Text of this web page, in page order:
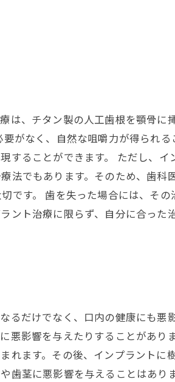
、チタン製の人工歯根を顎骨に挿
がなく、自然な咀嚼力が得られる
することができます。 ただし、イ
法でもあります。そのため、歯科
です。 歯を失った場合には、その
ント治療に限らず、自分に合った
るだけでなく、口内の健康にも悪
悪影響を与えたりすることがあり
れます。その後、インプラントに
茎に悪影響を与えることはあり